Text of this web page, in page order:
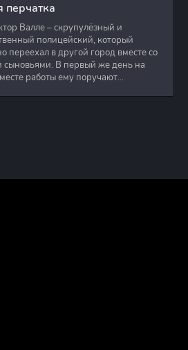
перчатка
Валле – скрупулёзный и
полицейский, который
переехал в другой город вместе со
сыновьями. В первый же день на
работы ему поручают